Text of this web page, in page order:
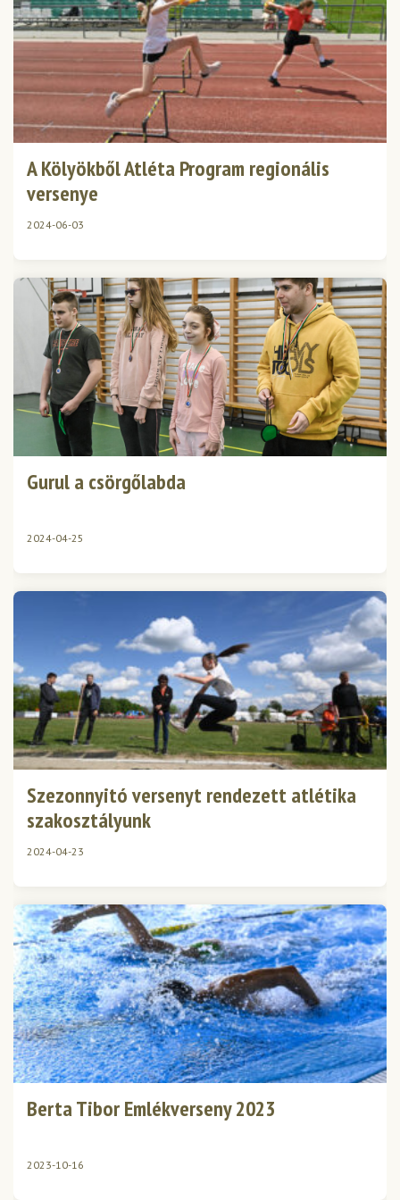
A Kölyökből Atléta Program regionális
versenye
2024-06-03
Gurul a csörgőlabda
2024-04-25
Szezonnyitó versenyt rendezett atlétika
szakosztályunk
2024-04-23
Berta Tibor Emlékverseny 2023
2023-10-16